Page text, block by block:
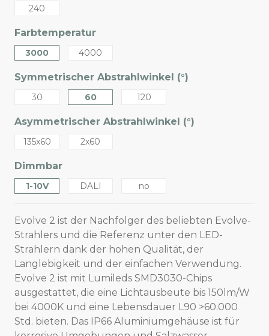
240
Farbtemperatur
3000 4000
Symmetrischer Abstrahlwinkel (°)
30 60 120
Asymmetrischer Abstrahlwinkel (°)
135x60 2x60
Dimmbar
1-10V DALI no
Evolve 2 ist der Nachfolger des beliebten Evolve-
Strahlers und die Referenz unter den LED-
Strahlern dank der hohen Qualität, der
Langlebigkeit und der einfachen Verwendung.
Evolve 2 ist mit Lumileds SMD3030-Chips
ausgestattet, die eine Lichtausbeute bis 150lm/W
bei 4000K und eine Lebensdauer L90 >60.000
Std. bieten. Das IP66 Aluminiumgehäuse ist für